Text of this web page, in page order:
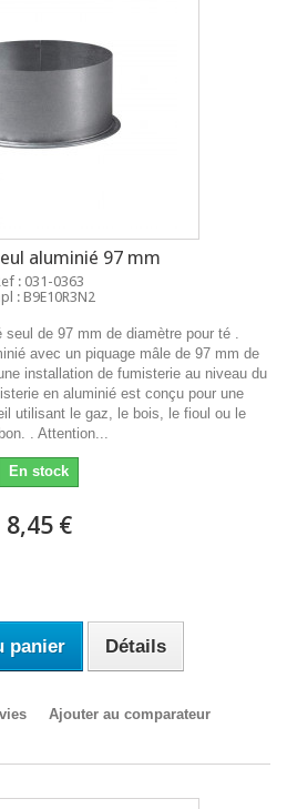
aluminié 97 mm
: 031-0363
: B9E10R3N2
seul de 97 mm de diamètre pour té .
avec un piquage mâle de 97 mm de
installation de fumisterie au niveau du
en aluminié est conçu pour une
utilisant le gaz, le bois, le fioul ou le
. Attention...
En stock
8,45 €
panier Détails
Ajouter au comparateur